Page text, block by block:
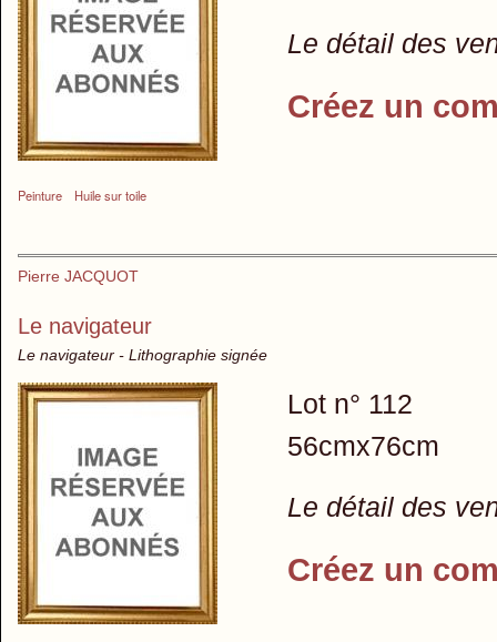
Peinture Huile sur toile
Le détail des
Créez un
Pierre JACQUOT
Le navigateur
Le navigateur - Lithographie signée
Lot n° 112
56cmx76cm
Le détail des
Créez un